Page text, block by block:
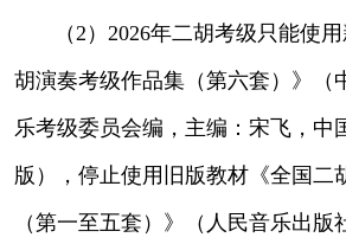
（2）2026年二胡考级只能使
胡演奏考级作品集（第六套）》（
乐考级委员会编，主编：宋飞，中
版），停止使用旧版教材《全国二
（第一至五套）》（人民音乐出版